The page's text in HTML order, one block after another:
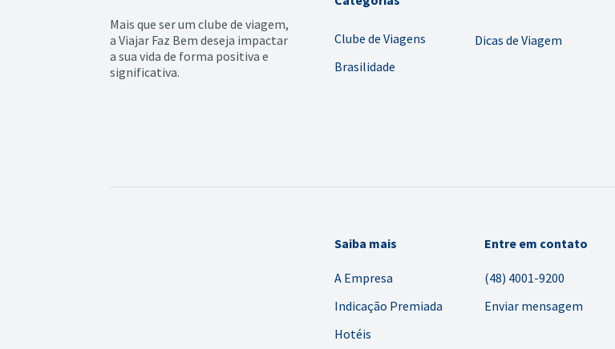
Mais que ser um clube de viagem,
a Viajar Faz Bem deseja impactar
a sua vida de forma positiva e
significativa.
Clube de Viagens
Brasilidade
Dicas de Viagem
Saiba mais
A Empresa
Indicação Premiada
Hotéis
Entre em contato
(48) 4001-9200
Enviar mensagem